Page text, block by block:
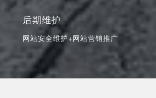
后期维护
网站安全维护+网站营销推广